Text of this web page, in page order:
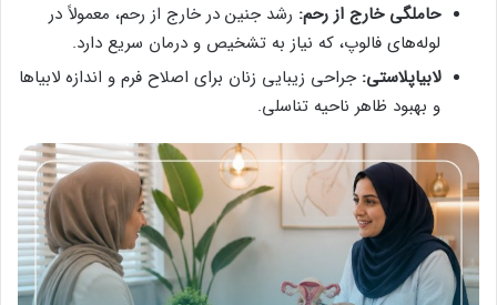
حاملگی خارج از رحم: رشد جنین در خارج از رحم، معمولاً در
لوله‌های فالوپ، که نیاز به تشخیص و درمان سریع دارد.
لابیاپلاستی: جراحی زیبایی زنان برای اصلاح فرم و اندازه لابیاها
و بهبود ظاهر ناحیه تناسلی.